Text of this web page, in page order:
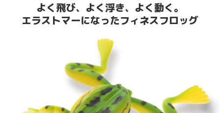
よく飛び、よく浮き、よく動く。
エラストマーになったフィネスフロッグ